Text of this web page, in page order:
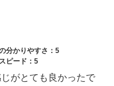
分かりやすさ：5
ピード：5
がとても良かったで